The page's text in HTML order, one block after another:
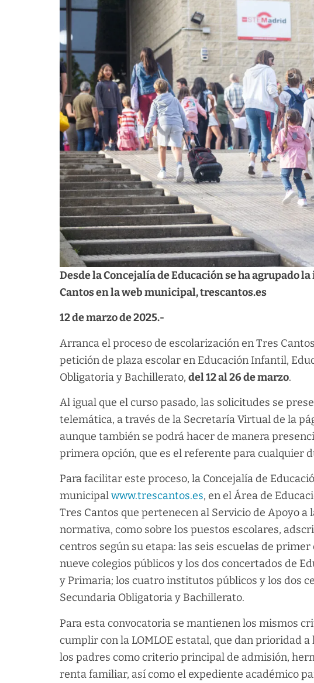
Desde la Concejalía de Educación se ha agrupado
Cantos en la web municipal, trescantos.es
12 de marzo de 2025.-
Arranca el proceso de escolarización en Tres
petición de plaza escolar en Educación Infantil,
Obligatoria y Bachillerato, del 12 al 26 de marzo.
Al igual que el curso pasado, las solicitudes se
telemática, a través de la Secretaría Virtual de la
aunque también se podrá hacer de manera
primera opción, que es el referente para cualquier
Para facilitar este proceso, la Concejalía de
municipalwww.trescantos.es, en el Área de
Tres Cantos que pertenecen al Servicio de Apoyo a
normativa, como sobre los puestos escolares,
centros según su etapa: las seis escuelas de
nueve colegios públicos y los dos concertados de
y Primaria; los cuatro institutos públicos y los dos
Secundaria Obligatoria y Bachillerato.
Para esta convocatoria se mantienen los mismos
cumplir con la LOMLOE estatal, que dan prioridad
los padres como criterio principal de admisión,
renta familiar, así como el expediente académico